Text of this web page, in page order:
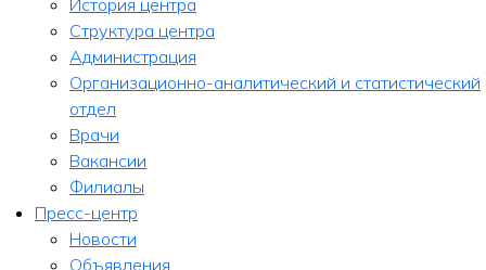
История центра
Структура центра
Администрация
Организационно-аналитический и статистический
отдел
Врачи
Вакансии
Филиалы
Пресс-центр
Новости
Объявления